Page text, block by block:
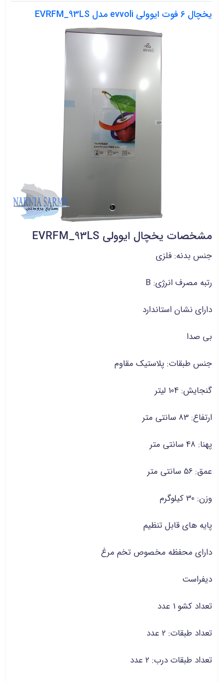
یخچال 6 فوت ایوولی evvoli مدل EVRFM_93LS
مشخصات یخچال ایوولی EVRFM_93LS
جنس بدنه: فلزی
رتبه مصرف انرژی: B
دارای نشان استاندارد
بی صدا
جنس طبقات: پلاستیک مقاوم
گنجایش: 104 لیتر
ارتفاع: 83 سانتی متر
پهنا: 48 سانتی متر
عمق: 56 سانتی متر
وزن: 30 کیلوگرم
پایه های قابل تنظیم
دارای محفظه مخصوص تخم مرغ
دیفراست
تعداد کشو 1 عدد
تعداد طبقات: 2 عدد
تعداد طبقات درب: 2 عدد